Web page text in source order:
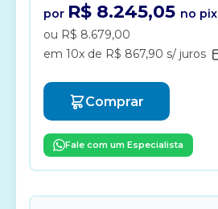
por R$ 8.245,05 no pix
ou R$ 8.679,00
em 10x de R$ 867,90 s/ juros
Comprar
Fale com um Especialista